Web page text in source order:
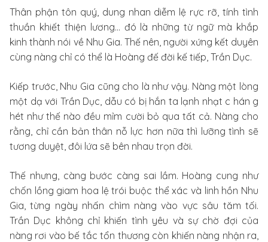
Thân phận tôn quý, dung nhan diễm lệ rực rỡ, tính tình
thuần khiết thiện lương… đó là những từ ngữ mà khắp
kinh thành nói về Nhu Gia. Thế nên, người xứng kết duyên
cùng nàng chỉ có thể là Hoàng đế đời kế tiếp, Trần Dục.
Kiếp trước, Nhu Gia cũng cho là như vậy. Nàng một lòng
một dạ với Trần Dục, dẫu có bị hắn ta lạnh nhạt c hán g
hét như thế nào đều mỉm cười bỏ qua tất cả. Nàng cho
rằng, chỉ cần bản thân nỗ lực hơn nữa thì lưỡng tình sẽ
tương duyệt, đôi lứa sẽ bên nhau trọn đời.
Thế nhưng, càng bước càng sai lầm. Hoàng cung như
chốn lồng giam hoa lệ trói buộc thể xác và linh hồn Nhu
Gia, từng ngày nhấn chìm nàng vào vực sâu tăm tối.
Trần Dục không chỉ khiến tình yêu và sự chờ đợi của
nàng rơi vào bế tắc tổn thương còn khiến nàng nhận ra,